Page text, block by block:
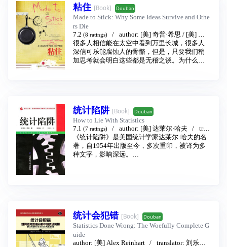
著名心理学家、积极心理学奠基人米哈里•契克
森米哈赖在30年前，在大量案例研究的基础
上，开创性地提出了“心流”的概念。本书阐述了
心流理论，进入心流状态的条件，从日常生活
中的休闲娱乐、工作、人际关系等各方面，分
析如何进入心流状态，获得最优体验。是一本
关于如何提升幸福感和效率，获得积极人生的
粘住 [Book] Douban
Made to Stick: Why Some Ideas Survive and Othe
rs Die
7.2 (8 ratings) author: [美] 奇普·希思 / [美] 丹·
希思
translator:雷静 publishing house:中
信出版社
2010 - 1
很多人相信能在太空中看到万里长城，很多人
深信可乐能腐蚀人的骨骼，但是，只要我们稍
加思考就会明白这些都是无稽之谈。为什么这
位经理在演讲中介绍了一套新的战略方案，员
工们都在热情地点头称是，然而第二天我们发
现坐在前排的员工仍无动于衷地执行旧的战
略。
为什么有些事情能铭刻在他人脑海，有些却不
能？ 现任斯坦福大学商学院组织行为学教授奇
普·希思和他的兄弟丹·希思在他这本充满奇思妙
一点点的努力，你几乎所有观点都能够更具黏
性，紧紧粘住别人的心。
统计陷阱 [Book] Douban
How to Lie With Statistics
7.1 (7 ratings) author: [美] 达莱尔·哈夫
slator:廖颖林 publishing house:上海财经大
学出版社
2002 - 6
《统计陷阱》是美国统计学家达莱尔·哈夫的名
著，自1954年出版至今，多次重印，被译为多
种文字，影响深远。
统计会犯错 [Book] Douban
Statistics Done Wrong: The Woefully Complete G
uide
author: [美] Alex Reinhart translator: 刘乐平